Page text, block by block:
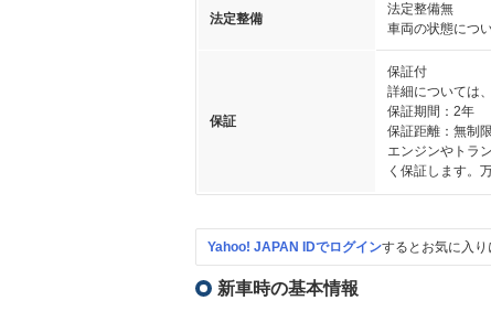
法定整備
法定整備無
車両の状態につ
保証
保証付
詳細については
保証期間：2年
保証距離：無制限
エンジンやトラ
く保証します。
Yahoo! JAPAN IDでログインするとお気に入り
新車時の基本情報